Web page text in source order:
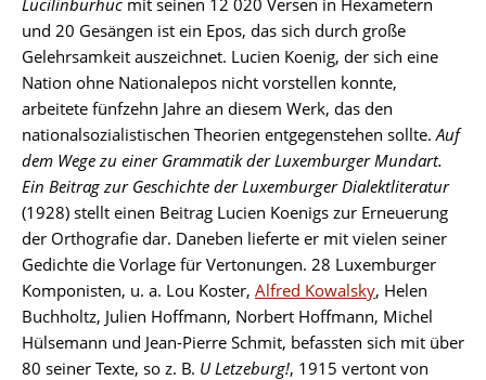
Lucilinburhuc mit seinen 12 020 Versen in Hexametern
und 20 Gesängen ist ein Epos, das sich durch große
Gelehrsamkeit auszeichnet. Lucien Koenig, der sich eine
Nation ohne Nationalepos nicht vorstellen konnte,
arbeitete fünfzehn Jahre an diesem Werk, das den
nationalsozialistischen Theorien entgegenstehen sollte.Auf
dem Wege zu einer Grammatik der Luxemburger Mundart.
Ein Beitrag zur Geschichte der Luxemburger Dialektliteratur
(1928) stellt einen Beitrag Lucien Koenigs zur Erneuerung
der Orthografie dar. Daneben lieferte er mit vielen seiner
Gedichte die Vorlage für Vertonungen. 28 Luxemburger
Komponisten, u. a. Lou Koster, Alfred Kowalsky, Helen
Buchholtz, Julien Hoffmann, Norbert Hoffmann, Michel
Hülsemann und Jean-Pierre Schmit, befassten sich mit über
80 seiner Texte, so z. B. U Letzeburg!, 1915 vertont von